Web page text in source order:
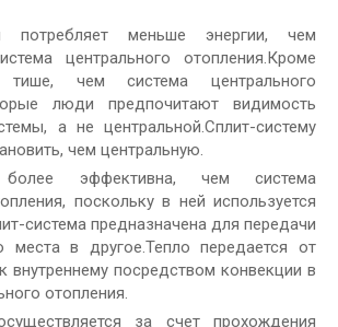
потребляет меньше энергии, чем
центрального отопления.Кроме
тише, чем система центрального
люди предпочитают видимость
а не центральной.Сплит-систему
чем центральную.
более эффективна, чем система
поскольку в ней используется
система предназначена для передачи
места в другое.Тепло передается от
внутреннему посредством конвекции в
отопления.
за счет прохождения